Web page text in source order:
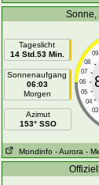
Sonne,
Tageslicht
14 Std.53 Min.
Sonnenaufgang
06:03
Morgen
Azimut
153° SSO
09
08
07
06
05
04
03
Mondinfo - Aurora -